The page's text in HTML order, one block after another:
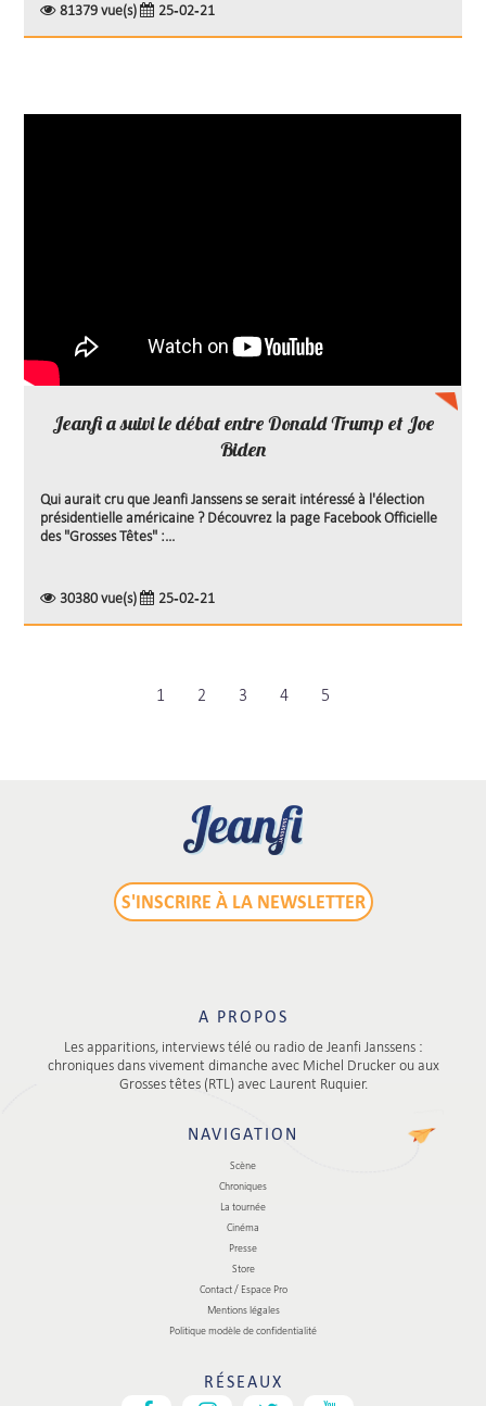
81379 vue(s) 25-02-21
Jeanfi a suivi le débat entre Donald Trump et Joe
Biden
Qui aurait cru que Jeanfi Janssens se serait intéressé à l'élection
présidentielle américaine ? Découvrez la page Facebook Officielle
des "Grosses Têtes" :...
30380 vue(s) 25-02-21
1 2 3 4 5
S'INSCRIRE À LA NEWSLETTER
A PROPOS
Les apparitions, interviews télé ou radio de Jeanfi Janssens :
chroniques dans vivement dimanche avec Michel Drucker ou aux
Grosses têtes (RTL) avec Laurent Ruquier.
NAVIGATION
Scène
Chroniques
La tournée
Cinéma
Presse
Store
Contact / Espace Pro
Mentions légales
Politique modèle de confidentialité
RÉSEAUX